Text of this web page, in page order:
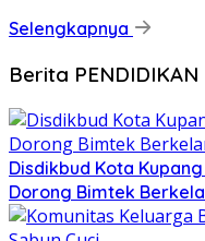
Selengkapnya
Berita PENDIDIKAN
Disdikbud Kota
Dorong Bimtek